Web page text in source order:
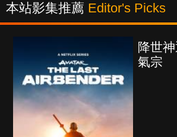
本站影集推薦 Editor's Picks
降世
氣宗